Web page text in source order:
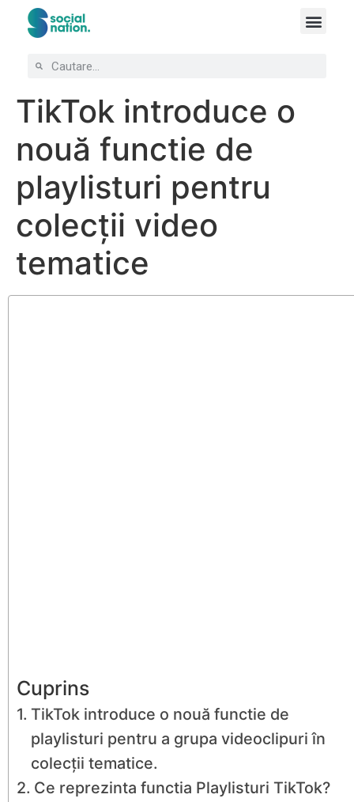
TikTok introduce o
nouă functie de
playlisturi pentru
colecții video
tematice
Cuprins
TikTok introduce o nouă functie de
playlisturi pentru a grupa videoclipuri în
colecții tematice.
Ce reprezinta functia Playlisturi TikTok?